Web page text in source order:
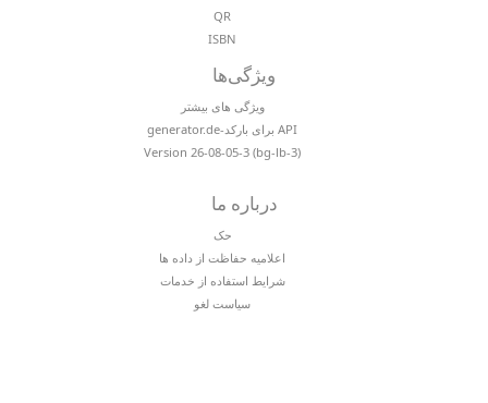
QR
ISBN
ویژگی‌ها
ویژگی های بیشتر
API برای بارکد-generator.de
Version 26-08-05-3 (bg-lb-3)
درباره ما
حک
اعلامیه حفاظت از داده ها
شرایط استفاده از خدمات
سیاست لغو